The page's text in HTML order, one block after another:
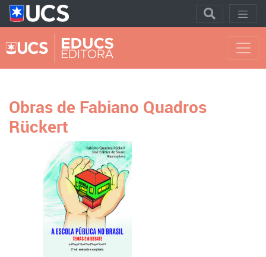
Obras de Fabiano Quadros
Rückert